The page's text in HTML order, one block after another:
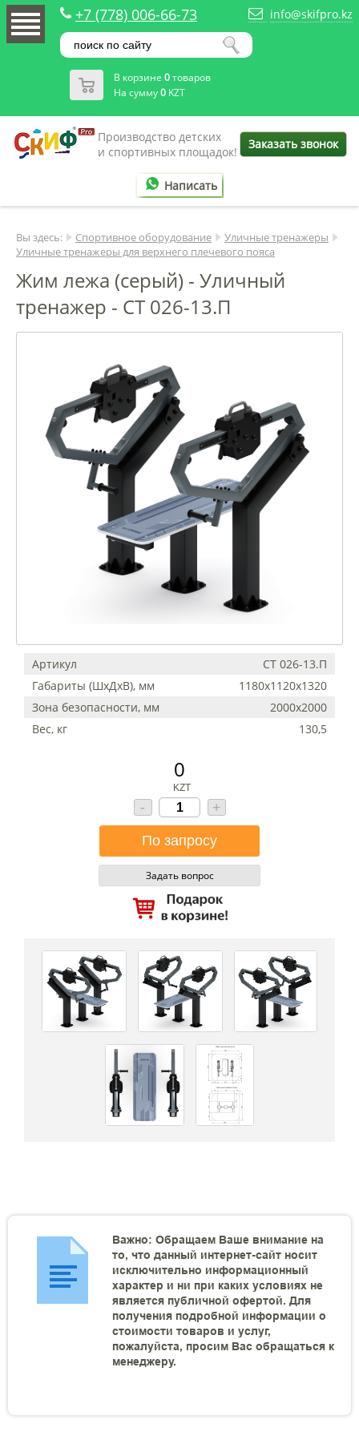
+7 (778) 006-66-73 info@skifpro.kz
В корзине 0товаров
На сумму0 KZT
Производство детских
и спортивных площадок!
Заказать звонок
Написать
Вы здесь: Спортивное оборудование
Уличные тренажеры
Уличные тренажеры для верхнего плечевого пояса
Жим лежа (серый) - Уличный
тренажер - СТ 026-13.П
Артикул
СТ 026-13.П
Габариты (ШхДхВ), мм
1180х1120х1320
Зона безопасности, мм
2000х2000
Вес, кг
130,5
0
KZT
- +
Задать вопрос
Важно: Обращаем Ваше внимание на
то, что данный интернет-сайт носит
исключительно информационный
характер и ни при каких условиях не
является публичной офертой. Для
получения подробной информации о
стоимости товаров и услуг,
пожалуйста, просим Вас обращаться к
менеджеру.